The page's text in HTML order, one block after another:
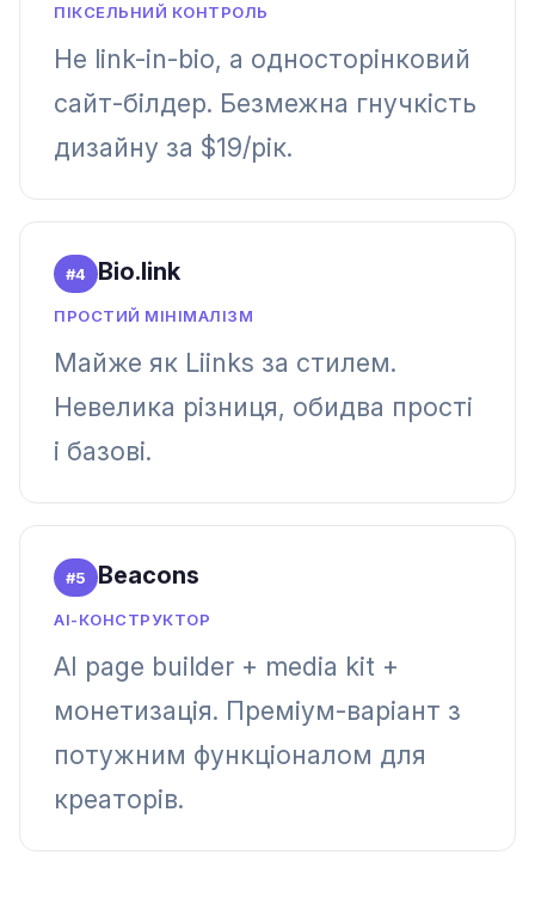
ПІКСЕЛЬНИЙ КОНТРОЛЬ
Не link-in-bio, а односторінковий
сайт-білдер. Безмежна гнучкість
дизайну за $19/рік.
#4 Bio.link
ПРОСТИЙ МІНІМАЛІЗМ
Майже як Liinks за стилем.
Невелика різниця, обидва прості
і базові.
#5 Beacons
AI-КОНСТРУКТОР
AI page builder + media kit +
монетизація. Преміум-варіант з
потужним функціоналом для
креаторів.